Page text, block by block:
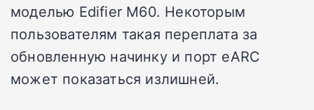
моделью Edifier M60. Некоторым
пользователям такая переплата за
обновленную начинку и порт eARC
может показаться излишней.